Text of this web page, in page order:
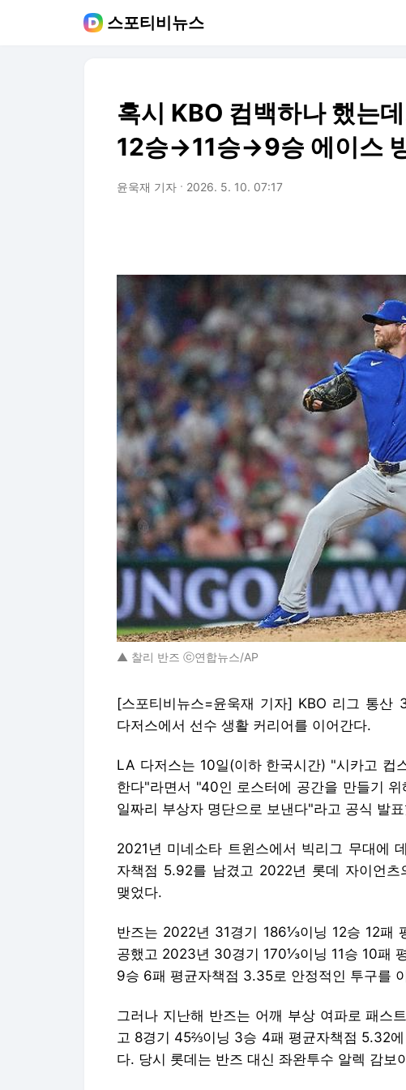
스포티비뉴스
혹시 KBO 컴백하나 했는
12승→11승→9승 에이스
윤욱재 기자 2026. 5. 10. 07:17
▲ 찰리 반즈 ⓒ연합뉴스/AP
[스포티비뉴스=윤욱재 기자] KBO 리그 통
다저스에서 선수 생활 커리어를 이어간다.
LA 다저스는 10일(이하 한국시간) "시카고 컵
한다"라면서 "40인 로스터에 공간을 만들기
일짜리 부상자 명단으로 보낸다"라고 공식 발
2021년 미네소타 트윈스에서 빅리그 무대에
자책점 5.92를 남겼고 2022년 롯데 자이언
맺었다.
반즈는 2022년 31경기 186⅓이닝 12승 12패
공했고 2023년 30경기 170⅓이닝 11승 10패
9승 6패 평균자책점 3.35로 안정적인 투구를
그러나 지난해 반즈는 어깨 부상 여파로 패스
고 8경기 45⅔이닝 3승 4패 평균자책점 5.32
다. 당시 롯데는 반즈 대신 좌완투수 알렉 감보